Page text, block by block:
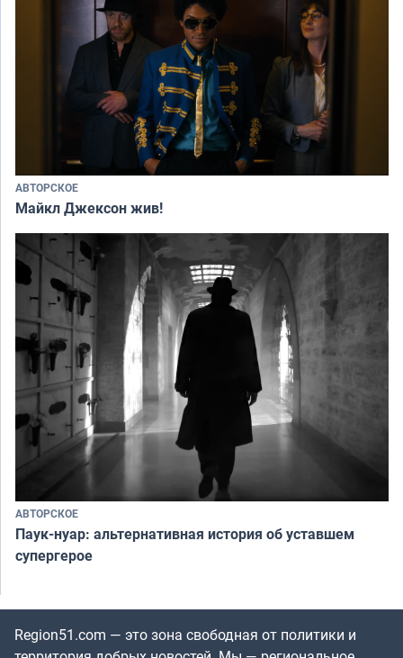
АВТОРСКОЕ
Майкл Джексон жив!
АВТОРСКОЕ
Паук-нуар: альтернативная история об уставшем
супергерое
Region51.com — это зона свободная от политики и